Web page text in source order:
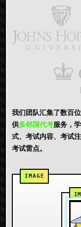
我们团队汇集了数百
供多邻国代考服务，
式、考试内容、考试
考试雷点。